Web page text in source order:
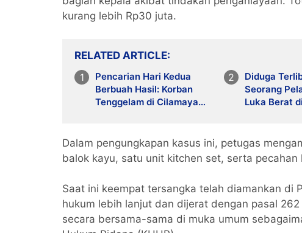
kurang lebih Rp30 juta.
RELATED ARTICLE
Pencarian Hari Kedua
Berbuah Hasil: Korban
Tenggelam di Cilamaya
Diduga
Seorang
Luka Berat
Dalam pengungkapan kasus ini, petugas
balok kayu, satu unit kitchen set, serta pecahan
Saat ini keempat tersangka telah diamankan di
hukum lebih lanjut dan dijerat dengan pasal
secara bersama-sama di muka umum